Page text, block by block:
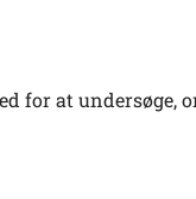
for at undersøge,